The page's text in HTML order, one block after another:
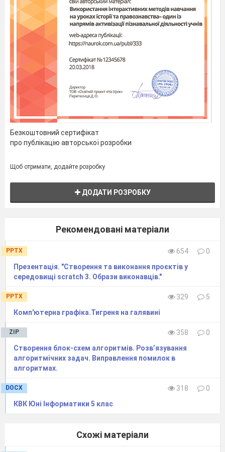
Безкоштовний сертифікат
про публікацію авторської розробки
Щоб отримати, додайте розробку
ДОДАТИ РОЗРОБКУ
Рекомендовані матеріали
PPTX 654
0
Презентація. "Створення та виконання проєктів у
середовищі scratch 3. Образи виконавців."
PPTX 329
5
Комп'ютерна графіка.Тигреня на галявині
ZIP 358
0
Створення блок-схем алгоритмів. Розв’язування
алгоритмічних задач. Виправлення помилок в
алгоритмах.
DOCX 318
0
КВК Юні Інформатики 5 клас
Схожі матеріали